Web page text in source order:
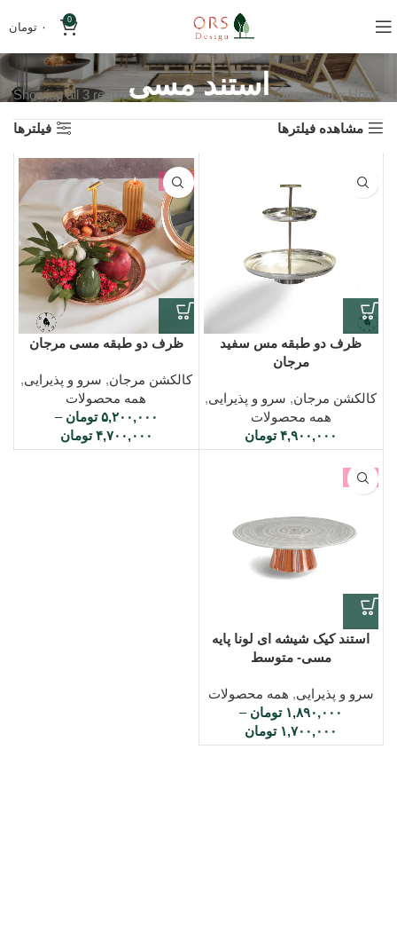
0
۰ تومان
استند مسی Home
»استند مسی Showing all 3 results
مشاهده فیلترها فیلترها
ظرف دو طبقه مس سفید
مرجان
کالکشن مرجان, سرو و پذیرایی,
همه محصولات
۴,۹۰۰,۰۰۰ تومان
-2%
ظرف دو طبقه مسی مرجان
کالکشن مرجان, سرو و پذیرایی,
همه محصولات
۵,۲۰۰,۰۰۰ تومان –
۴,۷۰۰,۰۰۰ تومان
-5%
استند کیک شیشه ای لونا پایه
مسی- متوسط
سرو و پذیرایی, همه محصولات
۱,۸۹۰,۰۰۰ تومان –
۱,۷۰۰,۰۰۰ تومان